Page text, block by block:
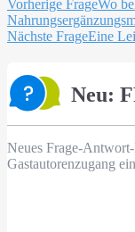
Vorherige FrageWo
Nächste FrageEine
Neu:
Neues Frage-
Gastautorenzugang